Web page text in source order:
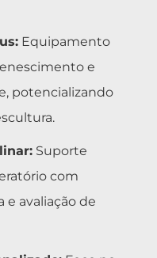
Equipamento
e
potencializando
Suporte
com
avaliação de